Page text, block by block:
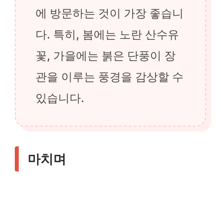
에 방문하는 것이 가장 좋습니
다. 특히, 봄에는 노란 산수유
꽃, 가을에는 붉은 단풍이 장
관을 이루는 풍경을 감상할 수
있습니다.
마치며